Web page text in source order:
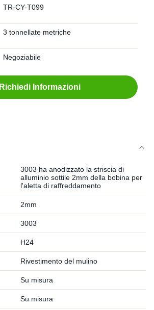
TR-CY-T099
3 tonnellate metriche
Negoziabile
Richiedi Informazioni
3003 ha anodizzato la striscia di
alluminio sottile 2mm della bobina per
l'aletta di raffreddamento
2mm
3003
H24
Rivestimento del mulino
Su misura
Su misura